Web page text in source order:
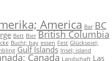
America Bar BC
Bett Bier British Columbia
Bucht; bay essen Fest Glückspiel;
Gulf Islands Insel; island
Canada Landschaft Las